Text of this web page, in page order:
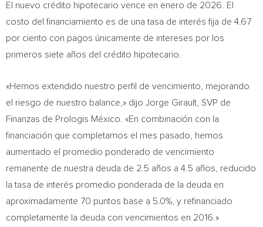
El nuevo crédito hipotecario vence en enero de 2026. El
costo del financiamiento es de una tasa de interés fija de 4.67
por ciento con pagos únicamente de intereses por los
primeros siete años del crédito hipotecario.
«Hemos extendido nuestro perfil de vencimiento, mejorando
el riesgo de nuestro balance,» dijo Jorge Girault , SVP de
Finanzas de Prologis México. «En combinación con la
financiación que completamos el mes pasado, hemos
aumentado el promedio ponderado de vencimiento
remanente de nuestra deuda de 2.5 años a 4.5 años, reducido
la tasa de interés promedio ponderada de la deuda en
aproximadamente 70 puntos base a 5.0%, y refinanciado
completamente la deuda con vencimientos en 2016.»